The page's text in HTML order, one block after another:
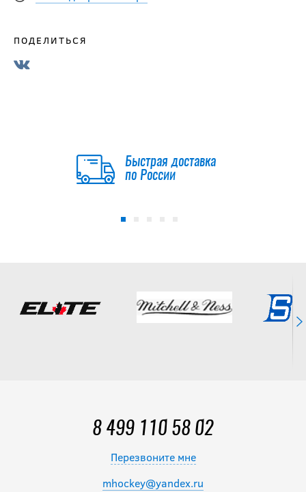
ПОДЕЛИТЬСЯ
Быстрая доставка
по России
8 499 110 58 02
Перезвоните мне
mhockey@yandex.ru